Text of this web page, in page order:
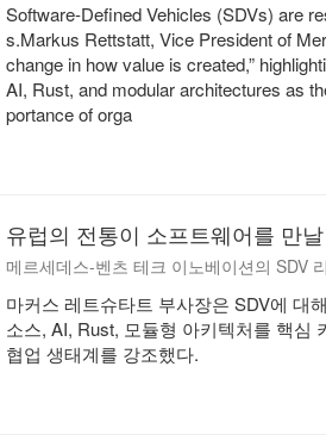
Software-Defined Vehicles (SDVs) are
s.Markus Rettstatt, Vice President of
change in how value is created,”
AI, Rust, and modular architectures as
portance of orga
유럽의 전통이 소프트웨어를 만
메르세데스-벤츠 테크 이노베이션의 SDV
마커스 레트슈타트 부사장은 SDV에 대
소스, AI, Rust, 모듈형 아키텍처를 핵심
협업 생태계를 강조했다.